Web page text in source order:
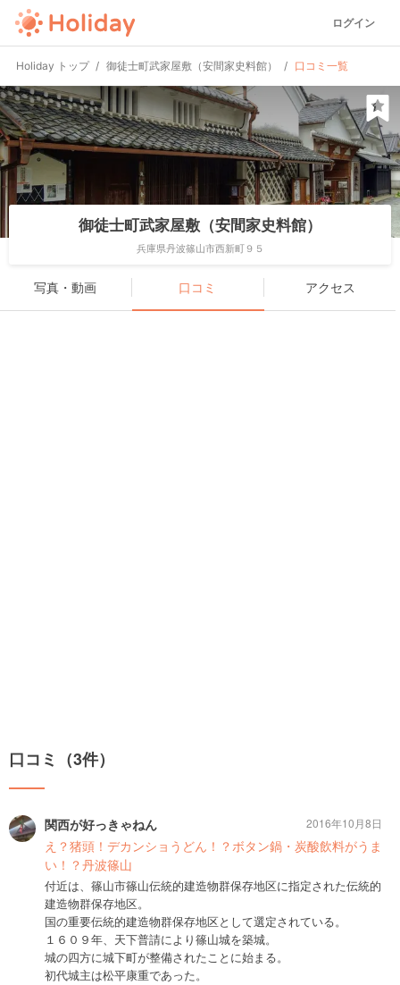
ログイン
Holiday トップ 御徒士町武家屋敷（安間家史料館） 口コミ一覧
御徒士町武家屋敷（安間家史料館）
兵庫県丹波篠山市西新町９５
写真・動画 口コミ アクセス
口コミ（3件）
関西が好っきゃねん
え？猪頭！デカンショうどん！？ボタン鍋・炭酸飲料がうま
い！？丹波篠山
付近は、篠山市篠山伝統的建造物群保存地区に指定された伝統的
建造物群保存地区。
国の重要伝統的建造物群保存地区として選定されている。
１６０９年、天下普請により篠山城を築城。
城の四方に城下町が整備されたことに始まる。
初代城主は松平康重であった。
2016年10月8日